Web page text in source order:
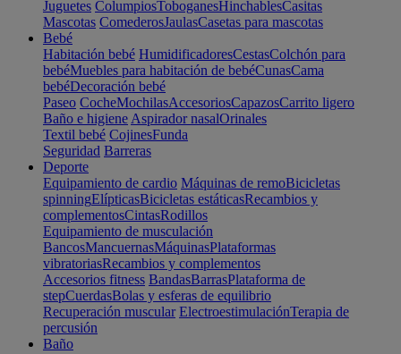
Juguetes ColumpiosToboganesHinchablesCasitas
Mascotas ComederosJaulasCasetas para mascotas
Bebé
Habitación bebé HumidificadoresCestasColchón para
bebéMuebles para habitación de bebéCunasCama
bebéDecoración bebé
Paseo CocheMochilasAccesoriosCapazosCarrito ligero
Baño e higiene Aspirador nasalOrinales
Textil bebé CojinesFunda
Seguridad Barreras
Deporte
Equipamiento de cardio Máquinas de remoBicicletas
spinningElípticasBicicletas estáticasRecambios y
complementosCintasRodillos
Equipamiento de musculación
BancosMancuernasMáquinasPlataformas
vibratoriasRecambios y complementos
Accesorios fitness BandasBarrasPlataforma de
stepCuerdasBolas y esferas de equilibrio
Recuperación muscular ElectroestimulaciónTerapia de
percusión
Baño